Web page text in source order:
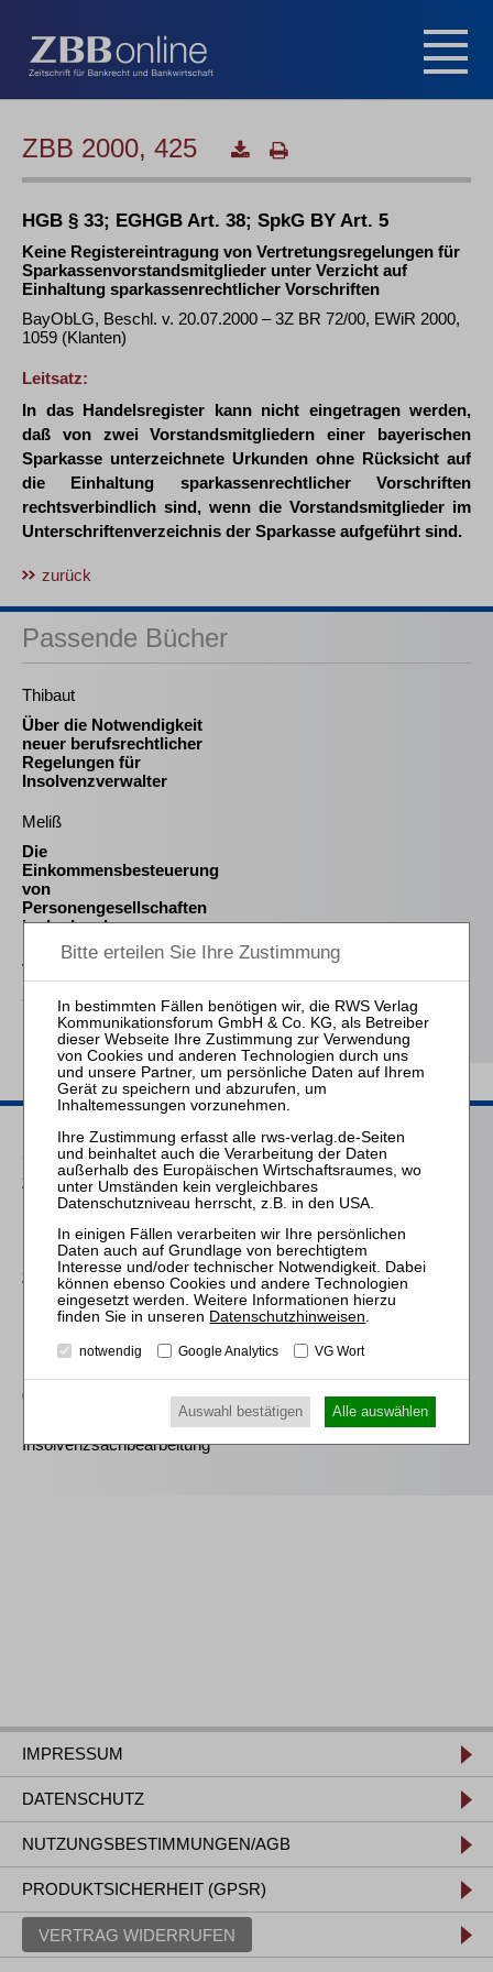
ZBB 2000, 425
HGB § 33; EGHGB Art. 38; SpkG BY Art. 5
Keine Registereintragung von Vertretungsregelungen für
Sparkassenvorstandsmitglieder unter Verzicht auf
Einhaltung sparkassenrechtlicher Vorschriften
BayObLG, Beschl. v. 20.07.2000 – 3Z BR 72/00, EWiR 2000,
1059 (Klanten)
Leitsatz:
In das Handelsregister kann nicht eingetragen werden,
daß von zwei Vorstandsmitgliedern einer bayerischen
Sparkasse unterzeichnete Urkunden ohne Rücksicht auf
die Einhaltung sparkassenrechtlicher Vorschriften
rechtsverbindlich sind, wenn die Vorstandsmitglieder im
Unterschriftenverzeichnis der Sparkasse aufgeführt sind.
zurück
Passende Bücher
Thibaut
Über die Notwendigkeit
neuer berufsrechtlicher
Regelungen für
Insolvenzverwalter
Meliß
Die
Einkommensbesteuerung
von
Personengesellschaften
in der Insolvenz
von Wilmowsky
Schneeballsysteme der
Kapitalanlage
Passende Seminare
25.08.2026
Praktiker-Webinar Vom Listenplatz zur Zulassung – Das neue
Berufsrecht der Insolvenzverwalter
25.11.2026
Praktiker-Webinar Stakeholder Management und
Kommunikation - essenziell für erfolgreiche
Sanierungsverfahren
07.09.2026
Mitarbeiter-Webinar Einführung in die
Insolvenzsachbearbeitung
IMPRESSUM
DATENSCHUTZ
NUTZUNGSBESTIMMUNGEN/AGB
PRODUKTSICHERHEIT (GPSR)
VERTRAG WIDERRUFEN
Datenschutzhinweisen.
notwendig Google Analytics VG Wort
Auswahl bestätigen Alle auswählen